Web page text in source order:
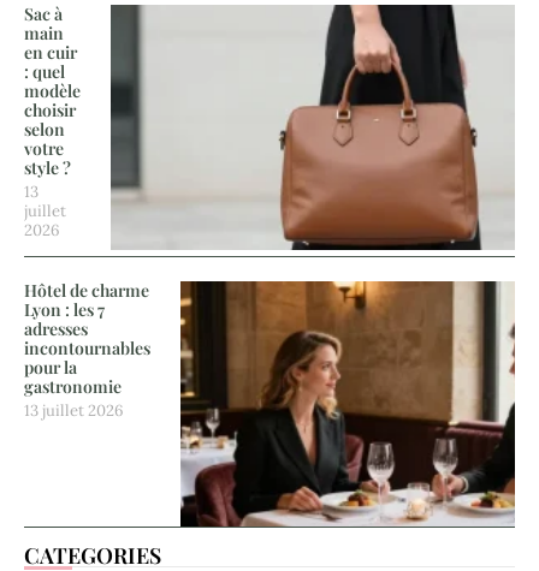
Sac à
main
en cuir
: quel
modèle
choisir
selon
votre
style ?
13
juillet
2026
Hôtel de charme
Lyon : les 7
adresses
incontournables
pour la
gastronomie
13 juillet 2026
CATEGORIES